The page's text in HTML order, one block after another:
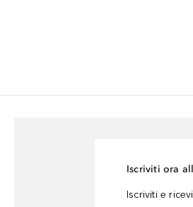
Iscriviti ora
Iscriviti e